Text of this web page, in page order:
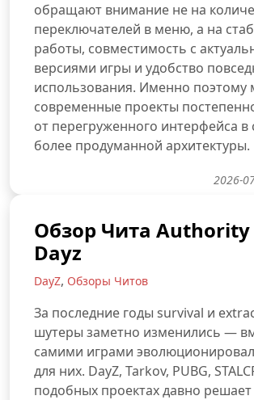
обращают внимание не на
переключателей в меню, а на
работы, совместимость с
версиями игры и удобство
использования. Именно поэтому
современные проекты
от перегруженного интерфейса в
более продуманной архитектуры.
2026-
Обзор Чита Authority
Dayz
DayZ, Обзоры Читов
За последние годы survival и
шутеры заметно изменились —
самими играми
для них. DayZ, Tarkov, PUBG,
подобных проектах давно решает